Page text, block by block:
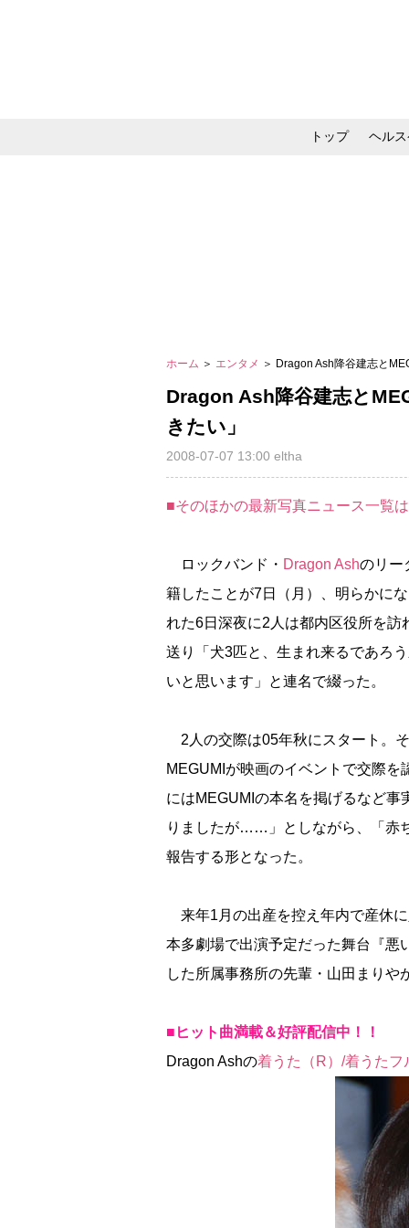
トップ ヘル
ホーム ＞ エンタメ ＞ Dragon Ash降谷建志と
Dragon Ash降谷建志と
きたい」
2008-07-07 13:00 eltha
■そのほかの最新写真ニュース一覧
ロックバンド・ Dragon Ashのリー
籍したことが7日（月）、明らかに
れた6日深夜に2人は都内区役所を
送り「犬3匹と、生まれ来るであろ
いと思います」と連名で綴った。
2人の交際は05年秋にスタート。
MEGUMIが映画のイベントで交際
にはMEGUMIの本名を掲げるなど
りましたが……」としながら、「赤
報告する形となった。
来年1月の出産を控え年内で産休
本多劇場で出演予定だった舞台『悪
した所属事務所の先輩・山田まりや
■ヒット曲満載＆好評配信中！！
Dragon Ashの着うた（R）/着うたフ